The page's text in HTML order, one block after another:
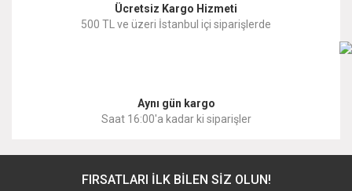
Ücretsiz Kargo Hizmeti
500 TL ve üzeri İstanbul içi siparişlerde
Aynı gün kargo
Saat 16:00'a kadar ki siparişler
FIRSATLARI İLK BİLEN SİZ OLUN!